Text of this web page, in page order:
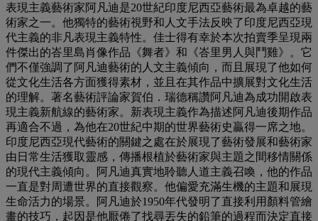
表現主義藝術家阿凡迪是20世紀印度尼西亞藝術最為卓越的藝
術家之一。他獨特的藝術視野和人文手法反映了印度尼西亞現
代主義的非凡表現主義特性。佳士得有幸於本次拍賣季呈現兩
件傑出的峇里島肖像作品《舞者》和《峇里男人與鬥雞》。它
們不僅強調了阿凡迪藝術的人文主義傾向，而且展現了他如何
從文化生活各方面獲得素材，並且在其作品中擴展對文化生活
的理解。著名藝術評論家賀伯．瑞德稱讚阿凡迪為成功開啟表
現主義新航線的藝術家。新表現主義作為描述阿凡迪後期作品
再適合不過，為他在20世紀中期的世界藝術史贏得一席之地。
印度尼西亞現代藝術的關鍵之處在於展現了藝術發展和藝術家
由日常生活獲取靈感，傳播根植於藝術家與主題之間移情關係
的現代主義傾向。阿凡迪真實地聆聽人道主義召喚，他的作品
一直是對周遭世界的直接觀察。他偏愛充滿生機的主題和展現
生命活力的場景。阿凡迪於1950年代發明了直接利用顏料管繪
畫的技巧，起因是他厭倦了找尋丟失的鉛筆的過程而決定直接